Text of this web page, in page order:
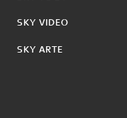
SKY VIDEO
SKY ARTE